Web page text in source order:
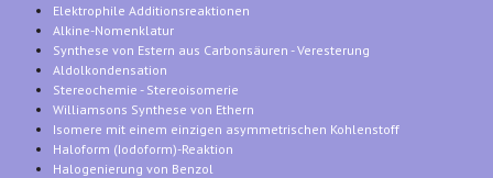
Elektrophile Additionsreaktionen
Alkine-Nomenklatur
Synthese von Estern aus Carbonsäuren - Veresterung
Aldolkondensation
Stereochemie - Stereoisomerie
Williamsons Synthese von Ethern
Isomere mit einem einzigen asymmetrischen Kohlenstoff
Haloform (Iodoform)-Reaktion
Halogenierung von Benzol